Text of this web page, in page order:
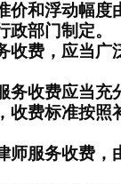
和浮动幅度
部门制定。
费，应当广
收费应当充
收费标准按照
服务收费，